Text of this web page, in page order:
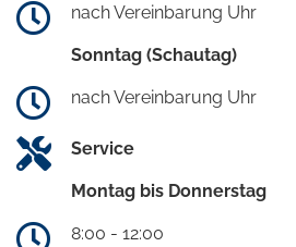
nach Vereinbarung Uhr
Sonntag (Schautag)
nach Vereinbarung Uhr
Service
Montag bis Donnerstag
8:00 - 12:00